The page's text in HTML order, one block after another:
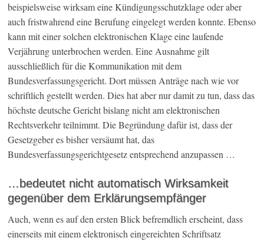
beispielsweise wirksam eine Kündigungsschutzklage oder aber
auch fristwahrend eine Berufung eingelegt werden konnte. Ebenso
kann mit einer solchen elektronischen Klage eine laufende
Verjährung unterbrochen werden. Eine Ausnahme gilt
ausschließlich für die Kommunikation mit dem
Bundesverfassungsgericht. Dort müssen Anträge nach wie vor
schriftlich gestellt werden. Dies hat aber nur damit zu tun, dass das
höchste deutsche Gericht bislang nicht am elektronischen
Rechtsverkehr teilnimmt. Die Begründung dafür ist, dass der
Gesetzgeber es bisher versäumt hat, das
Bundesverfassungsgerichtgesetz entsprechend anzupassen …
…bedeutet nicht automatisch Wirksamkeit
gegenüber dem Erklärungsempfänger
Auch, wenn es auf den ersten Blick befremdlich erscheint, dass
einerseits mit einem elektronisch eingereichten Schriftsatz